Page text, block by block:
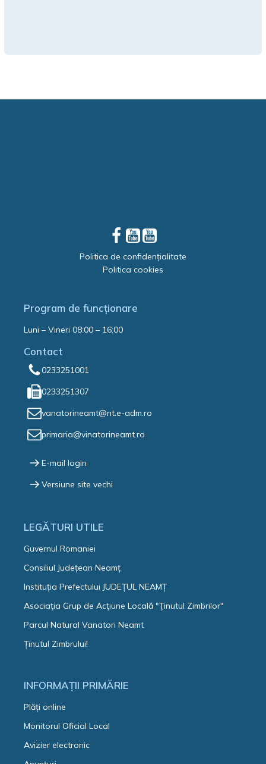
Politica de confidențialitate
Politica cookies
Program de funcționare
Luni – Vineri 08:00 – 16:00
Contact
0233251001
0233251307
vanatorineamt@nt.e-adm.ro
primaria@vinatorineamt.ro
E-mail login
Versiune site vechi
LEGĂTURI UTILE
Guvernul Romaniei
Consiliul Județean Neamț
Instituția Prefectului JUDEȚUL NEAMȚ
Asociaţia Grup de Acţiune Locală "Ţinutul Zimbrilor"
Parcul Natural Vanatori Neamt
Ținutul Zimbrului!
INFORMAȚII PRIMĂRIE
Plăți online
Monitorul Oficial Local
Avizier electronic